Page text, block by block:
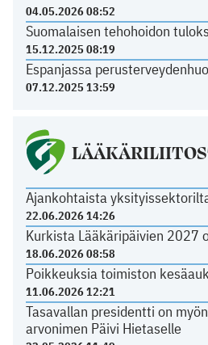
04.05.2026 08:52
Suomalaisen tehohoidon
15.12.2025 08:19
Espanjassa
07.12.2025 13:59
Ajankohtaista
22.06.2026 14:26
Kurkista Lääkäripäivien 2027
18.06.2026 08:58
Poikkeuksia toimiston
11.06.2026 12:21
Tasavallan presidentti on
arvonimen Päivi Hietaselle